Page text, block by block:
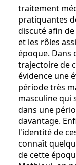
traitement
pratiquantes
discuté afin
et les rôles
époque. Dans
trajectoire de
évidence une
période très
masculine qui
dans une
davantage.
l'identité de
connaît
de cette